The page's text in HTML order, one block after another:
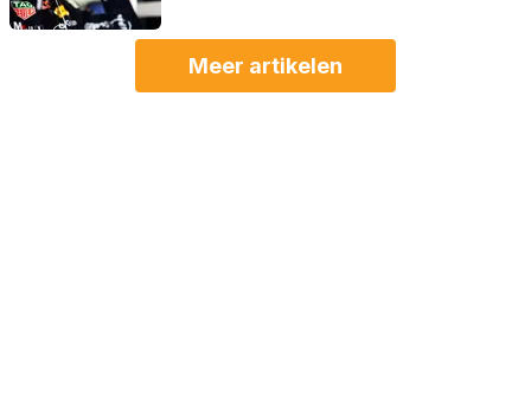
Meer artikelen